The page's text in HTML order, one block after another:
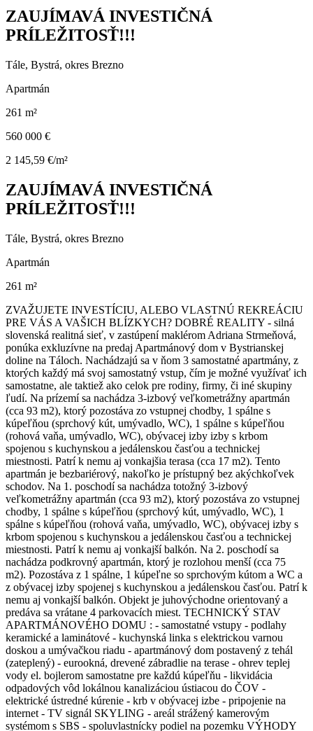
ZAUJÍMAVÁ INVESTIČNÁ
PRÍLEŽITOSŤ!!!
Tále, Bystrá, okres Brezno
Apartmán
261 m²
560 000 €
2 145,59 €/m²
ZAUJÍMAVÁ INVESTIČNÁ
PRÍLEŽITOSŤ!!!
Tále, Bystrá, okres Brezno
Apartmán
261 m²
ZVAŽUJETE INVESTÍCIU, ALEBO VLASTNÚ REKREÁCIU
PRE VÁS A VAŠICH BLÍZKYCH? DOBRÉ REALITY - silná
slovenská realitná sieť, v zastúpení maklérom Adriana Strmeňová,
ponúka exkluzívne na predaj Apartmánový dom v Bystrianskej
doline na Táloch. Nachádzajú sa v ňom 3 samostatné apartmány, z
ktorých každý má svoj samostatný vstup, čím je možné využívať ich
samostatne, ale taktiež ako celok pre rodiny, firmy, či iné skupiny
ľudí. Na prízemí sa nachádza 3-izbový veľkometrážny apartmán
(cca 93 m2), ktorý pozostáva zo vstupnej chodby, 1 spálne s
kúpeľňou (sprchový kút, umývadlo, WC), 1 spálne s kúpeľňou
(rohová vaňa, umývadlo, WC), obývacej izby izby s krbom
spojenou s kuchynskou a jedálenskou časťou a technickej
miestnosti. Patrí k nemu aj vonkajšia terasa (cca 17 m2). Tento
apartmán je bezbariérový, nakoľko je prístupný bez akýchkoľvek
schodov. Na 1. poschodí sa nachádza totožný 3-izbový
veľkometrážny apartmán (cca 93 m2), ktorý pozostáva zo vstupnej
chodby, 1 spálne s kúpeľňou (sprchový kút, umývadlo, WC), 1
spálne s kúpeľňou (rohová vaňa, umývadlo, WC), obývacej izby s
krbom spojenou s kuchynskou a jedálenskou časťou a technickej
miestnosti. Patrí k nemu aj vonkajší balkón. Na 2. poschodí sa
nachádza podkrovný apartmán, ktorý je rozlohou menší (cca 75
m2). Pozostáva z 1 spálne, 1 kúpeľne so sprchovým kútom a WC a
z obývacej izby spojenej s kuchynskou a jedálenskou časťou. Patrí k
nemu aj vonkajší balkón. Objekt je juhovýchodne orientovaný a
predáva sa vrátane 4 parkovacích miest. TECHNICKÝ STAV
APARTMÁNOVÉHO DOMU : - samostatné vstupy - podlahy
keramické a laminátové - kuchynská linka s elektrickou varnou
doskou a umývačkou riadu - apartmánový dom postavený z tehál
(zateplený) - eurookná, drevené zábradlie na terase - ohrev teplej
vody el. bojlerom samostatne pre každú kúpeľňu - likvidácia
odpadových vôd lokálnou kanalizáciou ústiacou do ČOV -
elektrické ústredné kúrenie - krb v obývacej izbe - pripojenie na
internet - TV signál SKYLING - areál strážený kamerovým
systémom s SBS - spoluvlastnícky podiel na pozemku VÝHODY